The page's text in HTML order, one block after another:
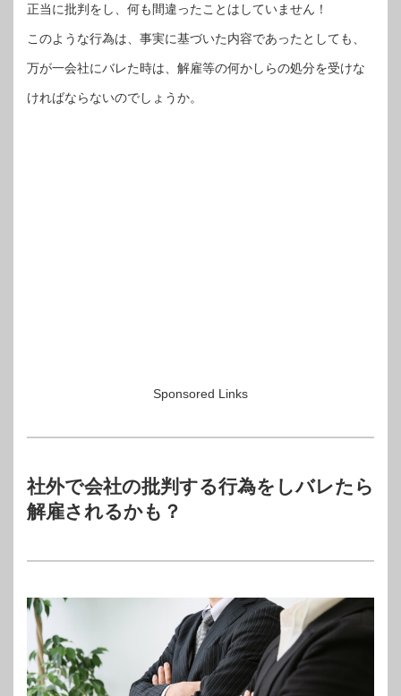
正当に批判をし、何も間違ったことはしていません！
このような行為は、事実に基づいた内容であったとしても、
万が一会社にバレた時は、解雇等の何かしらの処分を受けな
ければならないのでしょうか。
Sponsored Links
社外で会社の批判する行為をしバレたら
解雇されるかも？